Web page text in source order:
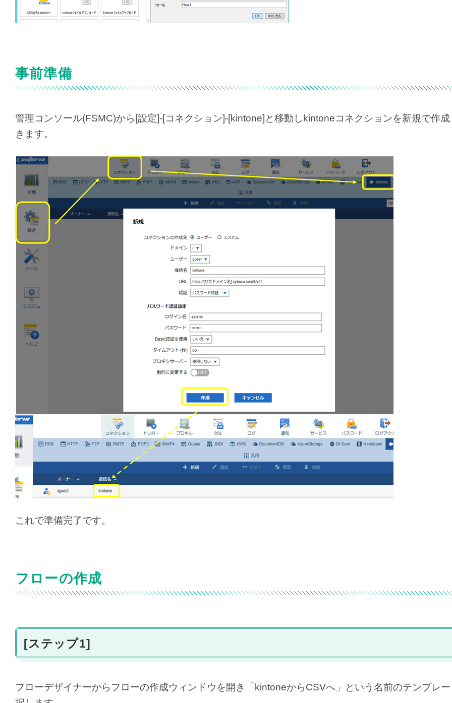
事前準備
管理コンソール(FSMC)から[設定]-[コネクション]-[kintone]と移動しkintoneコネクションを新規で作
きます。
これで準備完了です。
フローの作成
[ステップ1]
フローデザイナーからフローの作成ウィンドウを開き「kintoneからCSVへ」という名前のテンプレ